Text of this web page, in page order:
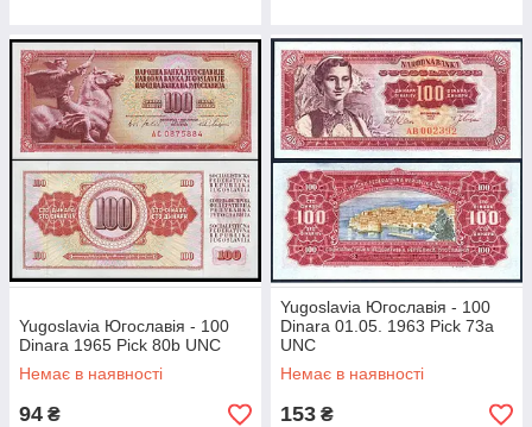
Yugoslavia Югославія - 100
Dinara 1965 Pick 80b UNC
Немає в наявності
94 ₴
Yugoslavia Югославія - 100
Dinara 01.05. 1963 Pick 73a
UNC
Немає в наявності
153 ₴